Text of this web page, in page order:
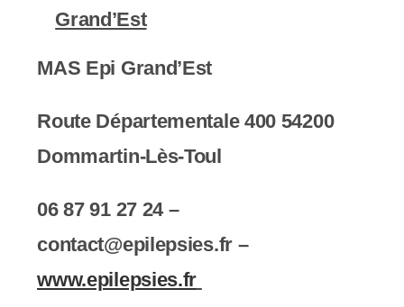
Grand’Est
MAS Epi Grand’Est
Route Départementale 400 54200
Dommartin-Lès-Toul
06 87 91 27 24 –
contact@epilepsies.fr –
www.epilepsies.fr